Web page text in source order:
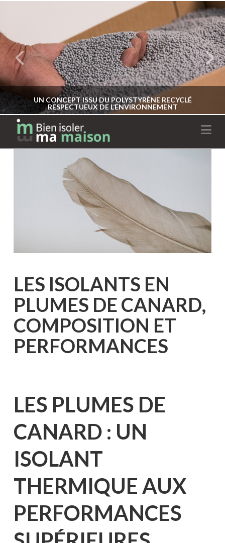
UN CONCEPT ISSU DU POLYSTYRÈNE RECYCLÉ
RESPECTUEUX DE L’ENVIRONNEMENT
LES ISOLANTS EN
PLUMES DE CANARD,
COMPOSITION ET
PERFORMANCES
LES PLUMES DE
CANARD : UN
ISOLANT
THERMIQUE AUX
PERFORMANCES